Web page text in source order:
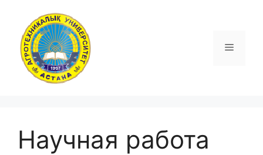
содержимому
Меню
Научная работа